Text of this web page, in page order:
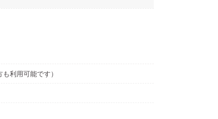
利用可能です）